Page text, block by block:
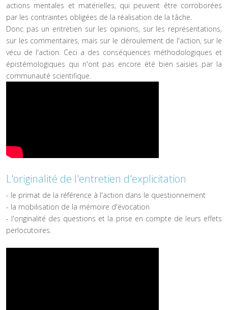
actions mentales et matérielles, qui peuvent être corroborées
par les contraintes obligées de la réalisation de la tâche.
Donc pas un entretien sur les opinions, sur les représentations,
sur les commentaires, mais sur le déroulement de l'action, sur le
vécu de l'action. Ceci a des conséquences méthodologiques et
épistémologiques qui n'ont pas encore été bien saisies par la
communauté scientifique.
L'originalité de l'entretien d'explicitation
- le primat de la référence à l'action dans le questionnement
- la mobilisation de la mémoire d'évocation
- l'originalité des questions et la prise en compte de leurs effets
perlocutoires.